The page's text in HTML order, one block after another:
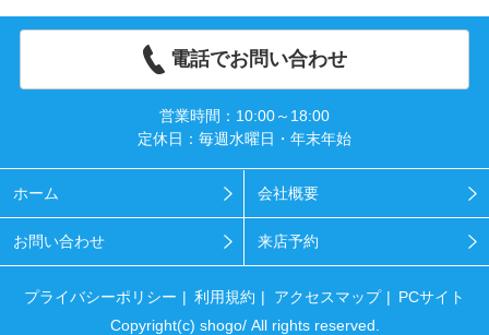
電話でお問い合わせ
営業時間：10:00～18:00
定休日：毎週水曜日・年末年始
ホーム 会社概要
お問い合わせ 来店予約
プライバシーポリシー 利用規約 アクセスマップ
PCサイト
Copyright(c) shogo/ All rights reserved.